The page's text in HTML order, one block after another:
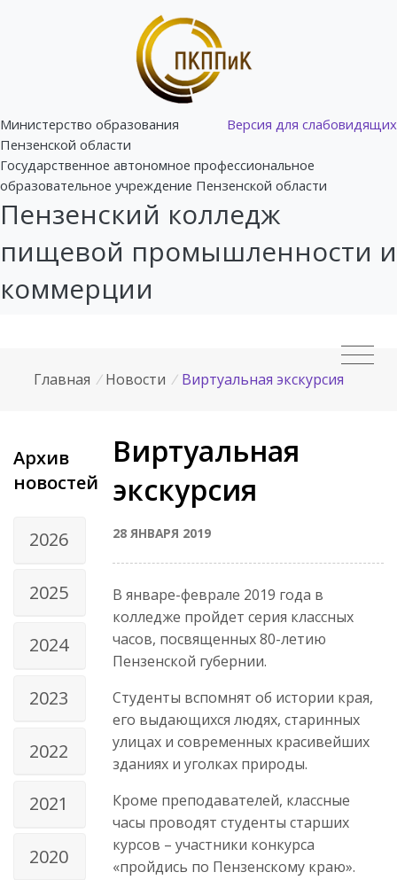
Версия для слабовидящих
Министерство образования
Пензенской области
Государственное автономное профессиональное
образовательное учреждение Пензенской области
Пензенский колледж
пищевой промышленности и
коммерции
Главная / Новости / Виртуальная экскурсия
Архив
новостей
2026
2025
2024
2023
2022
2021
2020
Виртуальная
экскурсия
28 ЯНВАРЯ 2019
В январе-феврале 2019 года в
колледже пройдет серия классных
часов, посвященных 80-летию
Пензенской губернии.
Студенты вспомнят об истории края,
его выдающихся людях, старинных
улицах и современных красивейших
зданиях и уголках природы.
Кроме преподавателей, классные
часы проводят студенты старших
курсов – участники конкурса
«пройдись по Пензенскому краю».